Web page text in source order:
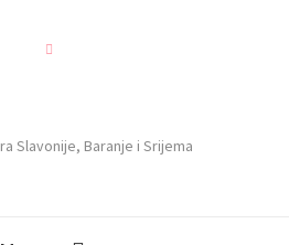
Slavonije, Baranje i Srijema